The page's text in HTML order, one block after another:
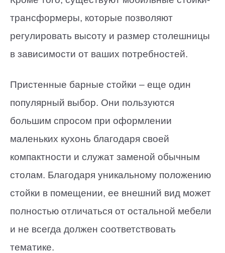
трансформеры, которые позволяют
регулировать высоту и размер столешницы
в зависимости от ваших потребностей.
Пристенные барные стойки – еще один
популярный выбор. Они пользуются
большим спросом при оформлении
маленьких кухонь благодаря своей
компактности и служат заменой обычным
столам. Благодаря уникальному положению
стойки в помещении, ее внешний вид может
полностью отличаться от остальной мебели
и не всегда должен соответствовать
тематике.